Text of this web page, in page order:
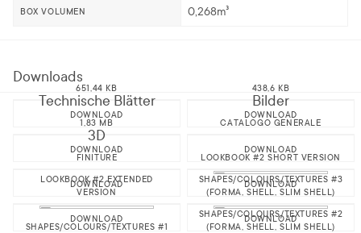
BOX VOLUMEN 0,268m³
Downloads
Technische Blätter
651,44 KB
DOWNLOAD
Bilder
438,6 KB
DOWNLOAD
3D
1,83 MB
DOWNLOAD
CATALOGO GENERALE
DOWNLOAD
FINITURE
DOWNLOAD
LOOKBOOK #2 SHORT VERSION
DOWNLOAD
LOOKBOOK #2 EXTENDED
VERSION
DOWNLOAD
SHAPES/COLOURS/TEXTURES #3
(FORMA, SHELL, SLIM SHELL)
DOWNLOAD
SHAPES/COLOURS/TEXTURES #1
SHAPES/COLOURS/TEXTURES #2
(FORMA, SHELL, SLIM SHELL)